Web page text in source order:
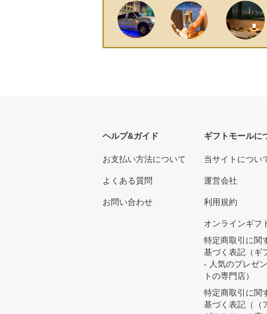
ヘルプ&ガイド
お支払い方法について
よくある質問
お問い合わせ
ギフトモールに
当サイトについ
運営会社
利用規約
オンラインギフ
特定商取引に関
基づく表記（ギ
- 人気のプレゼ
トの専門店）
特定商取引に関
基づく表記（（